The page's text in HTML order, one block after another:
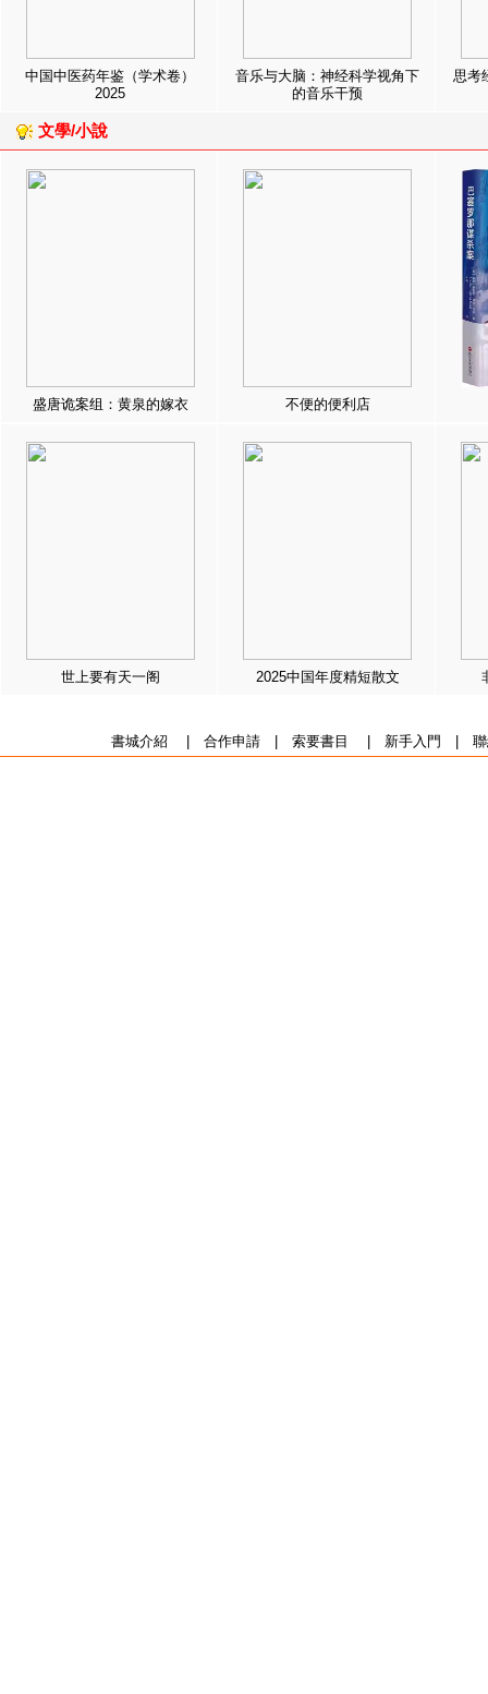
中国中医药年鉴（学术卷）
2025
音乐与大脑：神经科学视角下
的音乐干预
思考
文學/小說
盛唐诡案组：黄泉的嫁衣 不便的便利店
世上要有天一阁 2025中国年度精短散文
書城介紹 合作申請| 索要書目 新手入門